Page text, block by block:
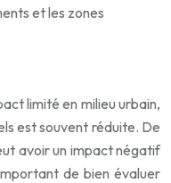
et les zones
limité en milieu urbain,
est souvent réduite. De
avoir un impact négatif
de bien évaluer